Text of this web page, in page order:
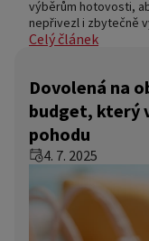
výběrům hotovosti,
nepřivezl i zbytečně
Celý článek
Dovolená na
budget, který
pohodu
4. 7. 2025